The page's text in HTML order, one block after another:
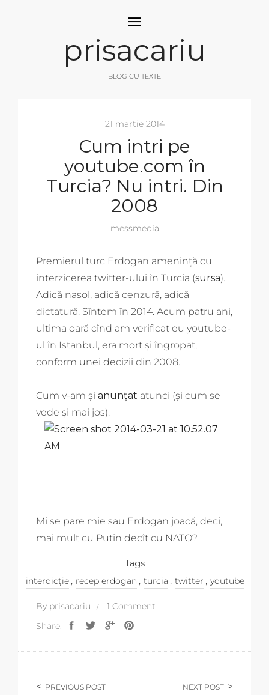
prisacariu
BLOG CU TEXTE
21 martie 2014
Cum intri pe
youtube.com în
Turcia? Nu intri. Din
2008
messmedia
Premierul turc Erdogan amenință cu
interzicerea twitter-ului în Turcia (sursa).
Adică nasol, adică cenzură, adică
dictatură. Sîntem în 2014. Acum patru ani,
ultima oară cînd am verificat eu youtube-
ul în Istanbul, era mort și îngropat,
conform unei decizii din 2008.
Cum v-am și anunțat atunci (și cum se
vede și mai jos).
Mi se pare mie sau Erdogan joacă, deci,
mai mult cu Putin decît cu NATO?
Tags
interdicție , recep erdogan , turcia , twitter , youtube
By prisacariu
1 Comment
Share:
PREVIOUS POST NEXT POST